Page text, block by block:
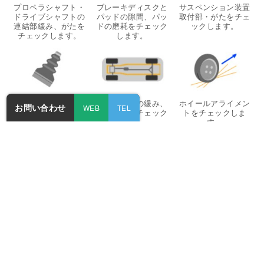
お問い合わせ WEB TEL
プロペラシャフト・
ドライブシャフトの
連結部緩み、がたを
チェックします。
ブレーキディスクと
パッドの隙間、パッ
ドの磨耗をチェック
します。
サスペンション装置
取付部・がたをチェ
ックします。
ドライブシャフトダ
ストブーツの損傷有
無をチェックしま
車枠、本体の緩み、
損傷有無をチェック
します。
ホイールアライメン
トをチェックしま
す。